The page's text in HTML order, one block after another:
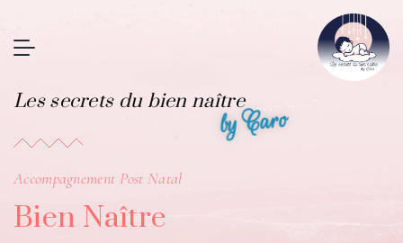
Les secrets du bien naître
by Caro
Accompagnement Post Natal
Bien Naître